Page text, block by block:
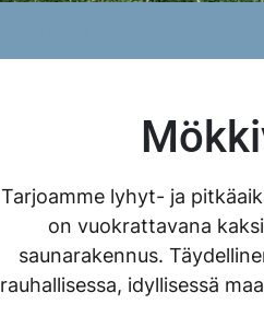
Tarjoamme lyhyt- ja
on vuokrattavana
saunarakennus.
rauhallisessa, idyllisessä